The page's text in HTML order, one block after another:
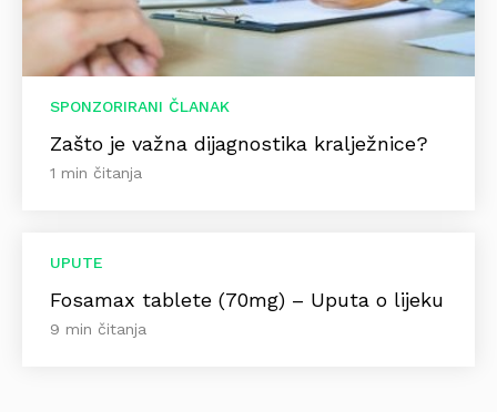
SPONZORIRANI ČLANAK
Zašto je važna dijagnostika kralježnice?
1 min čitanja
UPUTE
Fosamax tablete (70mg) – Uputa o lijeku
9 min čitanja